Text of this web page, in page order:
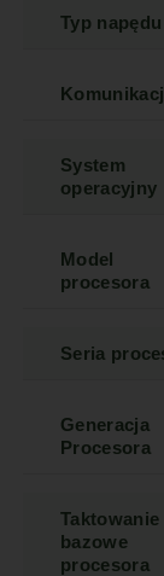
Typ napędu
System
operacyjny
Model
procesora
Seria
Generacja
Procesora
Taktowanie
bazowe
procesora